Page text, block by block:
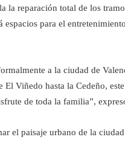
reparación total de los
para el
a la ciudad de
Viñedo hasta la Cedeño,
de toda la familia”,
el paisaje urbano de la